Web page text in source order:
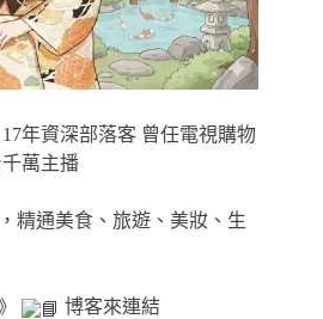
年資深部落客 曾任電視購物
萬主播
精通美食、旅遊、美妝、生
博客來連結